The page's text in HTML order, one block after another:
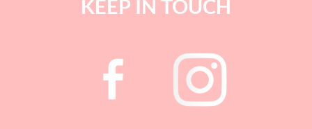
KEEP IN TOUCH